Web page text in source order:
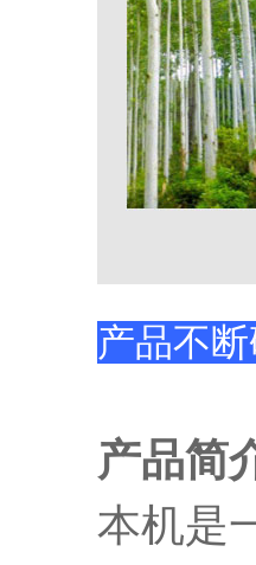
产品不
产品简
本机是